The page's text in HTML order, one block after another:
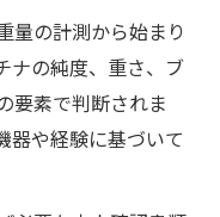
量の計測から始まり
ナの純度、重さ、ブ
要素で判断されま
器や経験に基づいて